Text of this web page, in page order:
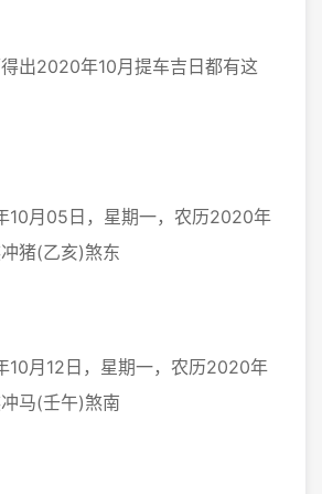
2020年10月提车吉日都有这
月05日，星期一，农历2020年
猪(乙亥)煞东
月12日，星期一，农历2020年
马(壬午)煞南